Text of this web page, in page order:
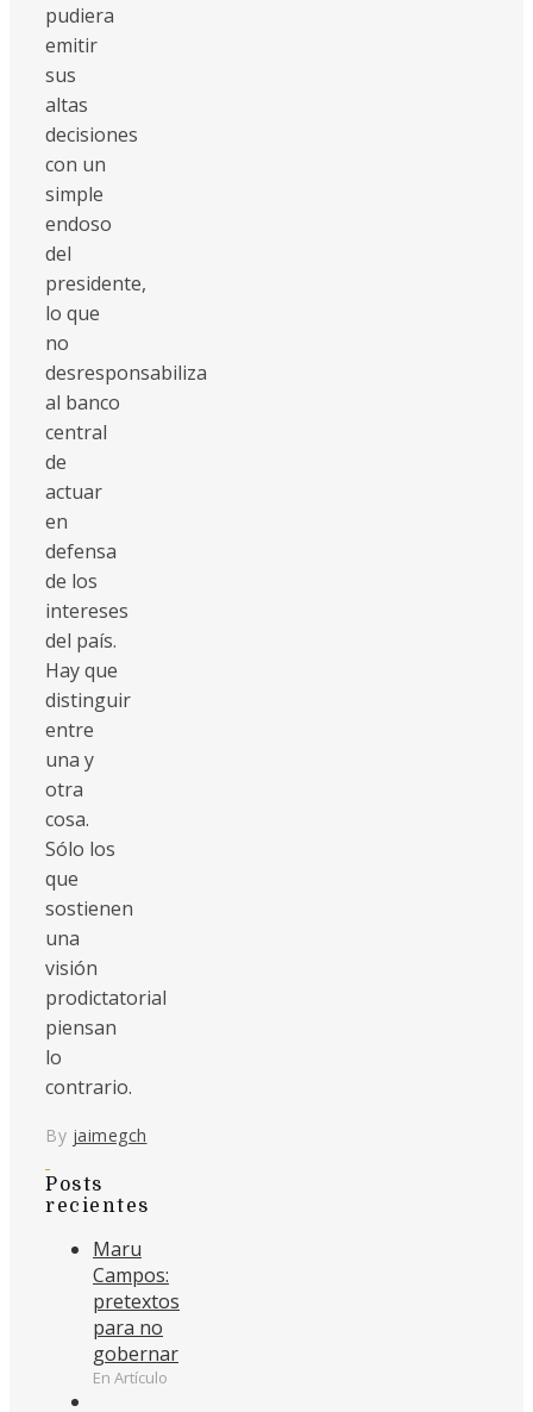
pudiera
emitir
sus
altas
decisiones
con un
simple
endoso
del
presidente,
lo que
no
desresponsabiliza
al banco
central
de
actuar
en
defensa
de los
intereses
del país.
Hay que
distinguir
entre
una y
otra
cosa.
Sólo los
que
sostienen
una
visión
prodictatorial
piensan
lo
contrario.
By jaimegch
Posts
recientes
Maru
Campos:
pretextos
para no
gobernar
En Artículo